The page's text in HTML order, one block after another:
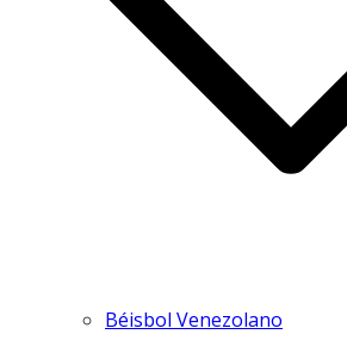
Béisbol Venezolano